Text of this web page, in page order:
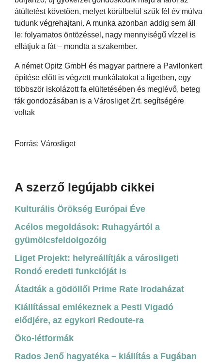
átültetést követően, melyet körülbelül szűk fél év múlva
tudunk végrehajtani. A munka azonban addig sem áll
le: folyamatos öntözéssel, nagy mennyiségű vízzel is
ellátjuk a fát – mondta a szakember.
A német Opitz GmbH és magyar partnere a Pavilonkert
építése előtt is végzett munkálatokat a ligetben, egy
többször iskolázott fa elültetésében és meglévő, beteg
fák gondozásában is a Városliget Zrt. segítségére
voltak
Forrás: Városliget
A szerző legújabb cikkei
Kulturális Örökség Európai Éve
Acélos megoldások: Ruhagyártól a
gyümölcsfeldolgozóig
Liget Projekt: helyreállítják a városligeti
Rondó eredeti funkcióját is
Átadták a gödöllői Prime Rate Irodaházat
Kiállítással emlékeznek a Pesti Vigadó
elődjére, az egykori Redoute-ra
Öko-létformák
Rados Jenő hagyatéka – kiállítás a Fugában